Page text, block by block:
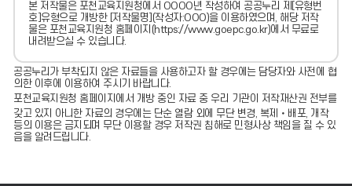
본 저작물은 포천교육지원청에서 OOOO년 작성하여 공공누리 제[유형번
호]유형으로 개방한 [저작물명](작성자:OOO)을 이용하였으며, 해당 저작
물은 포천교육지원청 홈페이지(https://www.goepc.go.kr)에서 무료로
내려받으실 수 있습니다.
공공누리가 부착되지 않은 자료들을 사용하고자 할 경우에는 담당자와 사전에 협
의한 이후에 이용하여 주시기 바랍니다.
포천교육지원청 홈페이지에서 개방 중인 자료 중 우리 기관이 저작재산권 전부를
갖고 있지 아니한 자료의 경우에는 단순 열람 외에 무단 변경, 복제‧배포, 개작
등의 이용은 금지되며 무단 이용할 경우 저작권 침해로 민형사상 책임을 질 수 있
음을 알려드립니다.